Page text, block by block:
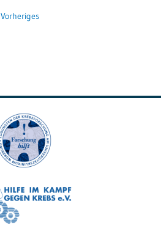
Vorheriges